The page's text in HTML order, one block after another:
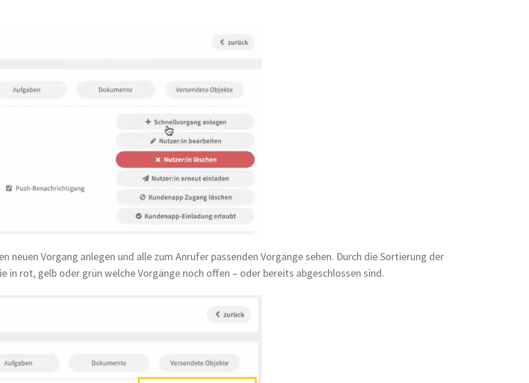
neuen Vorgang anlegen und alle zum Anrufer passenden Vorgänge sehen. Durch die Sortierung der
in rot, gelb oder grün welche Vorgänge noch offen – oder bereits abgeschlossen sind.